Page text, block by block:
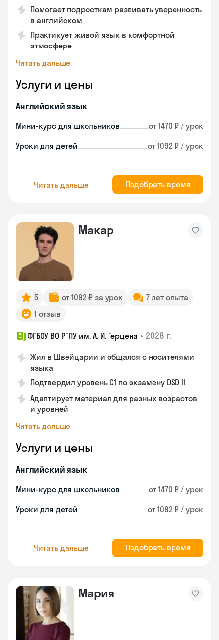
Помогает подросткам развивать уверенность
в английском
Практикует живой язык в комфортной
атмосфере
Читать дальше
Услуги и цены
Английский язык
Мини-курс для школьников от 1470 ₽ / урок
Уроки для детей от 1092 ₽ / урок
Читать дальше Подобрать время
Макар
5 от 1092 ₽ за урок
7 лет опыта
1 отзыв
ФГБОУ ВО РГПУ им. А. И. Герцена • 2028 г.
Жил в Швейцарии и общался с носителями
языка
Подтвердил уровень C1 по экзамену DSD II
Адаптирует материал для разных возрастов
и уровней
Читать дальше
Услуги и цены
Английский язык
Мини-курс для школьников от 1470 ₽ / урок
Уроки для детей от 1092 ₽ / урок
Читать дальше Подобрать время
Мария